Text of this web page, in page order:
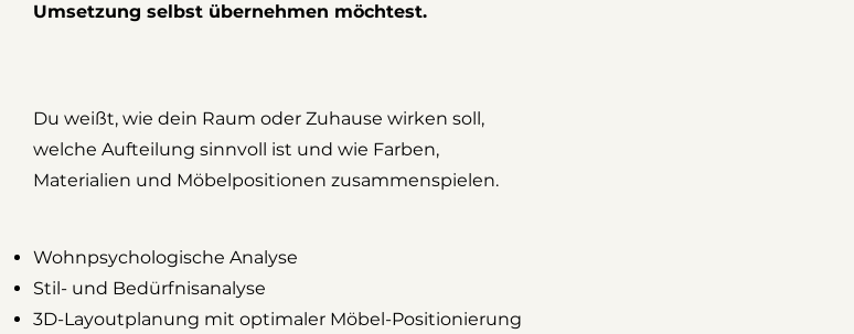
Umsetzung selbst übernehmen möchtest.
Du weißt, wie dein Raum oder Zuhause wirken soll,
welche Aufteilung sinnvoll ist und wie Farben,
Materialien und Möbelpositionen zusammenspielen.
Wohnpsychologische Analyse
Stil- und Bedürfnisanalyse
3D-Layoutplanung mit optimaler Möbel-Positionierung